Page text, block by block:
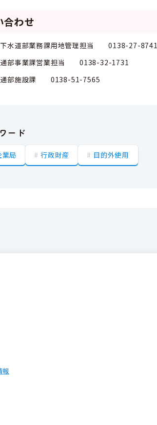
合わせ
下水道部業務課用地管理担当 0138-27-8741
通部事業課営業担当 0138-32-1731
通部施設課 0138-51-7565
ード
業局 行政財産 目的外使用
報